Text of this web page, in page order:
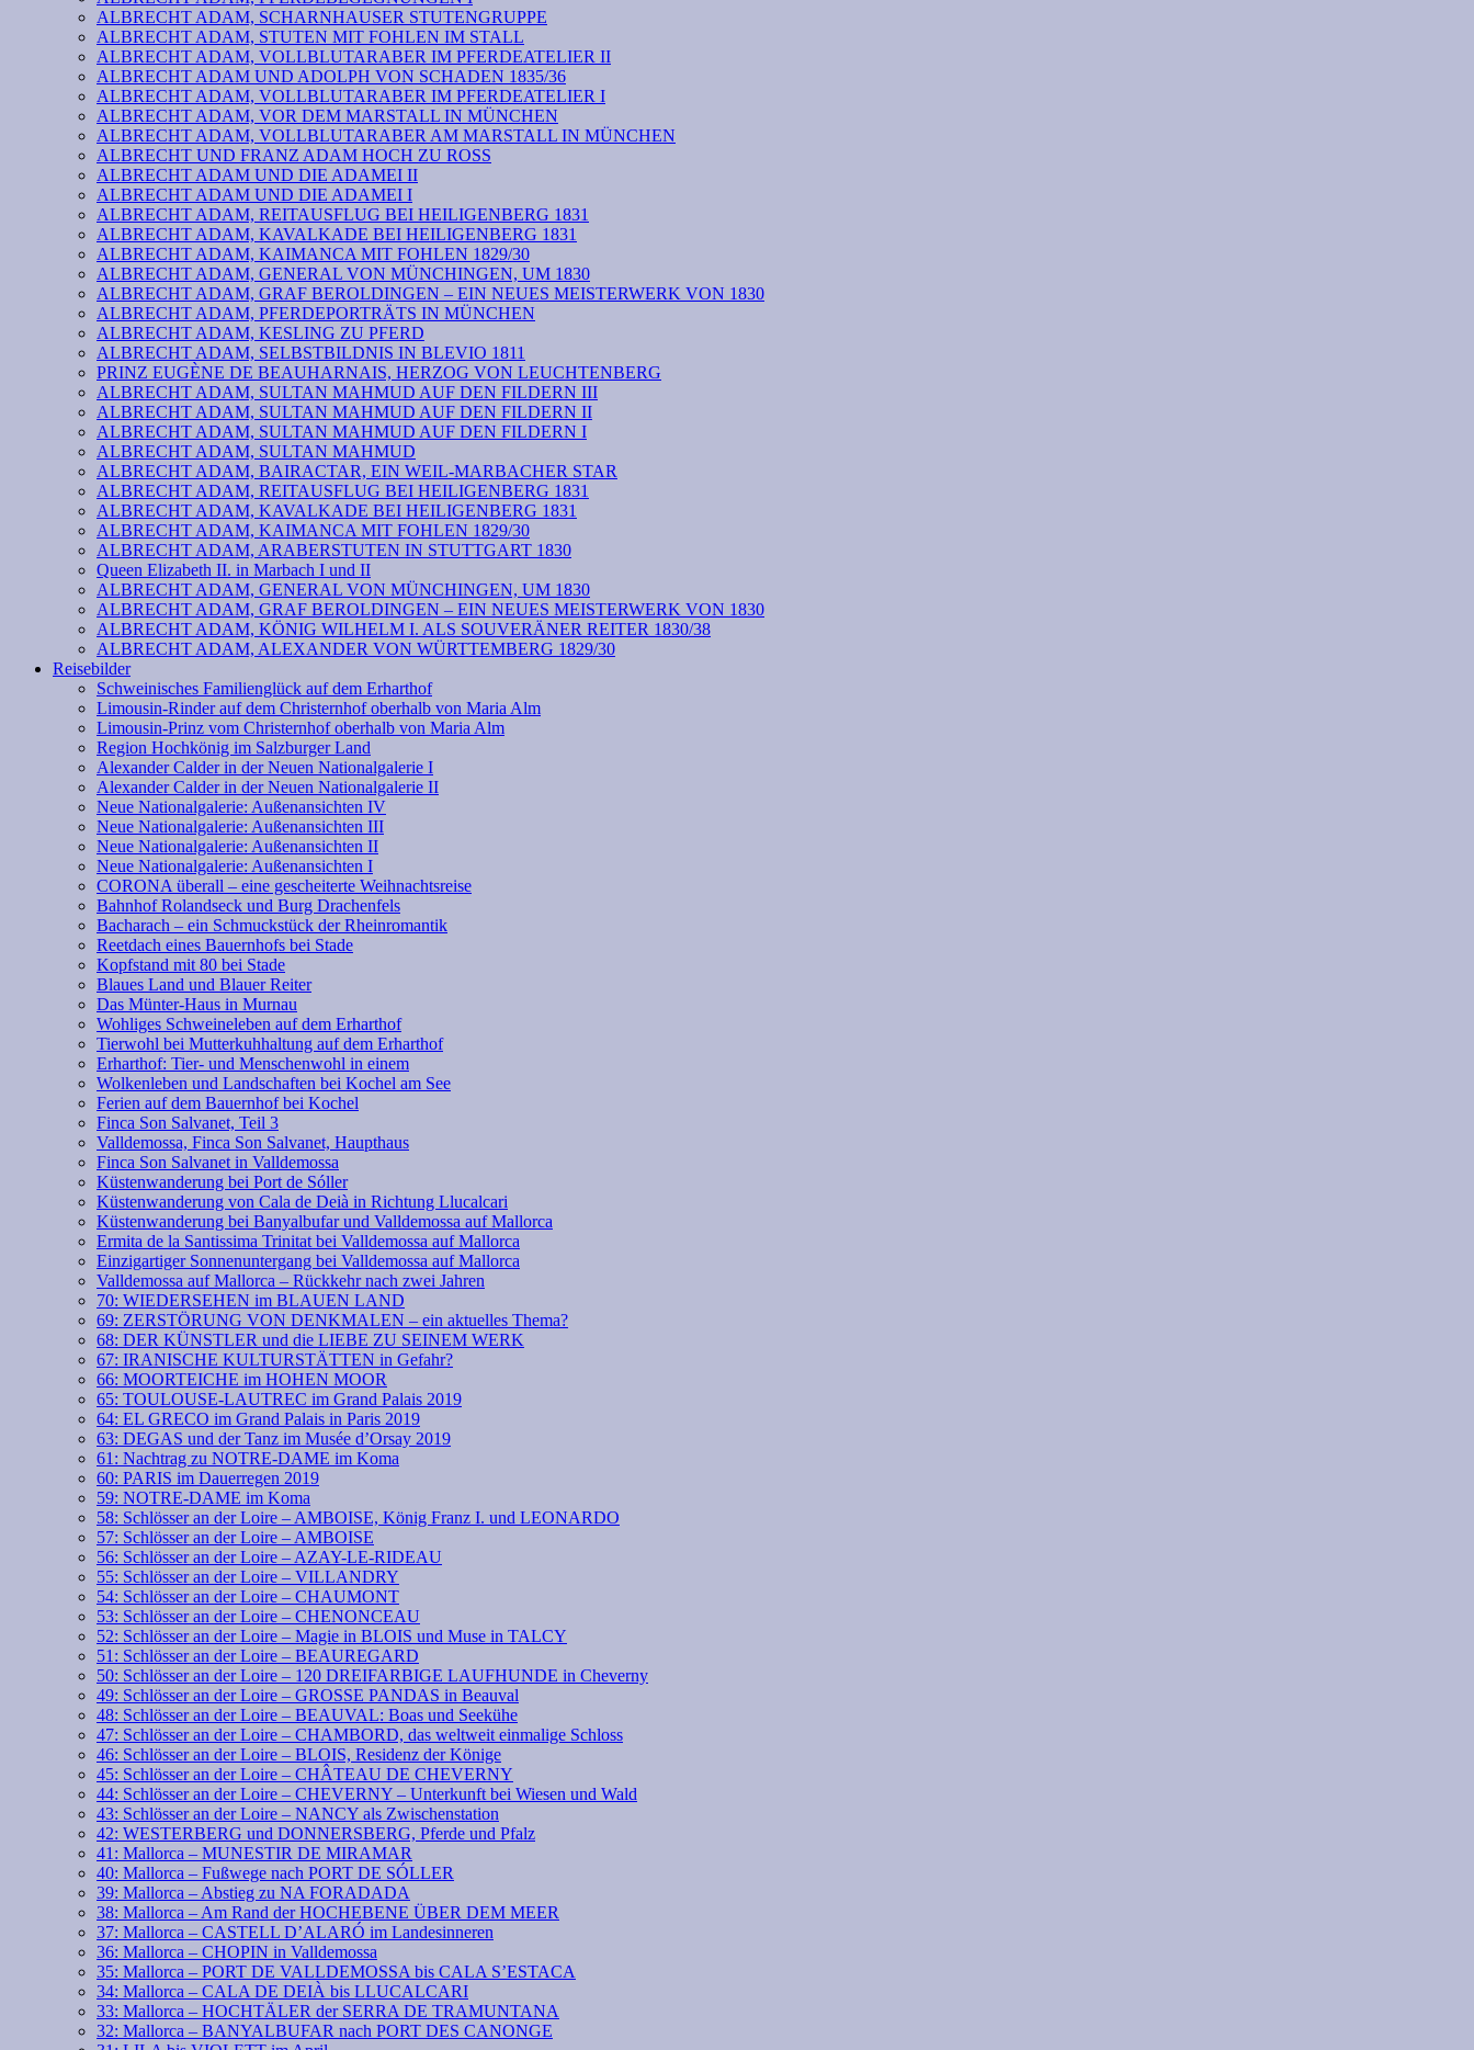
ALBRECHT ADAM, SCHARNHAUSER STUTENGRUPPE
ALBRECHT ADAM, STUTEN MIT FOHLEN IM STALL
ALBRECHT ADAM, VOLLBLUTARABER IM PFERDEATELIER II
ALBRECHT ADAM UND ADOLPH VON SCHADEN 1835/36
ALBRECHT ADAM, VOLLBLUTARABER IM PFERDEATELIER I
ALBRECHT ADAM, VOR DEM MARSTALL IN MÜNCHEN
ALBRECHT ADAM, VOLLBLUTARABER AM MARSTALL IN MÜNCHEN
ALBRECHT UND FRANZ ADAM HOCH ZU ROSS
ALBRECHT ADAM UND DIE ADAMEI II
ALBRECHT ADAM UND DIE ADAMEI I
ALBRECHT ADAM, REITAUSFLUG BEI HEILIGENBERG 1831
ALBRECHT ADAM, KAVALKADE BEI HEILIGENBERG 1831
ALBRECHT ADAM, KAIMANCA MIT FOHLEN 1829/30
ALBRECHT ADAM, GENERAL VON MÜNCHINGEN, UM 1830
ALBRECHT ADAM, GRAF BEROLDINGEN – EIN NEUES MEISTERWERK VON 1830
ALBRECHT ADAM, PFERDEPORTRÄTS IN MÜNCHEN
ALBRECHT ADAM, KESLING ZU PFERD
ALBRECHT ADAM, SELBSTBILDNIS IN BLEVIO 1811
PRINZ EUGÈNE DE BEAUHARNAIS, HERZOG VON LEUCHTENBERG
ALBRECHT ADAM, SULTAN MAHMUD AUF DEN FILDERN III
ALBRECHT ADAM, SULTAN MAHMUD AUF DEN FILDERN II
ALBRECHT ADAM, SULTAN MAHMUD AUF DEN FILDERN I
ALBRECHT ADAM, SULTAN MAHMUD
ALBRECHT ADAM, BAIRACTAR, EIN WEIL-MARBACHER STAR
ALBRECHT ADAM, REITAUSFLUG BEI HEILIGENBERG 1831
ALBRECHT ADAM, KAVALKADE BEI HEILIGENBERG 1831
ALBRECHT ADAM, KAIMANCA MIT FOHLEN 1829/30
ALBRECHT ADAM, ARABERSTUTEN IN STUTTGART 1830
Queen Elizabeth II. in Marbach I und II
ALBRECHT ADAM, GENERAL VON MÜNCHINGEN, UM 1830
ALBRECHT ADAM, GRAF BEROLDINGEN – EIN NEUES MEISTERWERK VON 1830
ALBRECHT ADAM, KÖNIG WILHELM I. ALS SOUVERÄNER REITER 1830/38
ALBRECHT ADAM, ALEXANDER VON WÜRTTEMBERG 1829/30
Reisebilder
Schweinisches Familienglück auf dem Erharthof
Limousin-Rinder auf dem Christernhof oberhalb von Maria Alm
Limousin-Prinz vom Christernhof oberhalb von Maria Alm
Region Hochkönig im Salzburger Land
Alexander Calder in der Neuen Nationalgalerie I
Alexander Calder in der Neuen Nationalgalerie II
Neue Nationalgalerie: Außenansichten IV
Neue Nationalgalerie: Außenansichten III
Neue Nationalgalerie: Außenansichten II
Neue Nationalgalerie: Außenansichten I
CORONA überall – eine gescheiterte Weihnachtsreise
Bahnhof Rolandseck und Burg Drachenfels
Bacharach – ein Schmuckstück der Rheinromantik
Reetdach eines Bauernhofs bei Stade
Kopfstand mit 80 bei Stade
Blaues Land und Blauer Reiter
Das Münter-Haus in Murnau
Wohliges Schweineleben auf dem Erharthof
Tierwohl bei Mutterkuhhaltung auf dem Erharthof
Erharthof: Tier- und Menschenwohl in einem
Wolkenleben und Landschaften bei Kochel am See
Ferien auf dem Bauernhof bei Kochel
Finca Son Salvanet, Teil 3
Valldemossa, Finca Son Salvanet, Haupthaus
Finca Son Salvanet in Valldemossa
Küstenwanderung bei Port de Sóller
Küstenwanderung von Cala de Deià in Richtung Llucalcari
Küstenwanderung bei Banyalbufar und Valldemossa auf Mallorca
Ermita de la Santissima Trinitat bei Valldemossa auf Mallorca
Einzigartiger Sonnenuntergang bei Valldemossa auf Mallorca
Valldemossa auf Mallorca – Rückkehr nach zwei Jahren
70: WIEDERSEHEN im BLAUEN LAND
69: ZERSTÖRUNG VON DENKMALEN – ein aktuelles Thema?
68: DER KÜNSTLER und die LIEBE ZU SEINEM WERK
67: IRANISCHE KULTURSTÄTTEN in Gefahr?
66: MOORTEICHE im HOHEN MOOR
65: TOULOUSE-LAUTREC im Grand Palais 2019
64: EL GRECO im Grand Palais in Paris 2019
63: DEGAS und der Tanz im Musée d’Orsay 2019
61: Nachtrag zu NOTRE-DAME im Koma
60: PARIS im Dauerregen 2019
59: NOTRE-DAME im Koma
58: Schlösser an der Loire – AMBOISE, König Franz I. und LEONARDO
57: Schlösser an der Loire – AMBOISE
56: Schlösser an der Loire – AZAY-LE-RIDEAU
55: Schlösser an der Loire – VILLANDRY
54: Schlösser an der Loire – CHAUMONT
53: Schlösser an der Loire – CHENONCEAU
52: Schlösser an der Loire – Magie in BLOIS und Muse in TALCY
51: Schlösser an der Loire – BEAUREGARD
50: Schlösser an der Loire – 120 DREIFARBIGE LAUFHUNDE in Cheverny
49: Schlösser an der Loire – GROSSE PANDAS in Beauval
48: Schlösser an der Loire – BEAUVAL: Boas und Seekühe
47: Schlösser an der Loire – CHAMBORD, das weltweit einmalige Schloss
46: Schlösser an der Loire – BLOIS, Residenz der Könige
45: Schlösser an der Loire – CHÂTEAU DE CHEVERNY
44: Schlösser an der Loire – CHEVERNY – Unterkunft bei Wiesen und Wald
43: Schlösser an der Loire – NANCY als Zwischenstation
42: WESTERBERG und DONNERSBERG, Pferde und Pfalz
41: Mallorca – MUNESTIR DE MIRAMAR
40: Mallorca – Fußwege nach PORT DE SÓLLER
39: Mallorca – Abstieg zu NA FORADADA
38: Mallorca – Am Rand der HOCHEBENE ÜBER DEM MEER
37: Mallorca – CASTELL D’ALARÓ im Landesinneren
36: Mallorca – CHOPIN in Valldemossa
35: Mallorca – PORT DE VALLDEMOSSA bis CALA S’ESTACA
34: Mallorca – CALA DE DEIÀ bis LLUCALCARI
33: Mallorca – HOCHTÄLER der SERRA DE TRAMUNTANA
32: Mallorca – BANYALBUFAR nach PORT DES CANONGE